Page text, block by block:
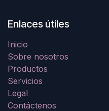
Enlaces útiles
Inicio
Sobre nosotros
Productos
Servicios
Legal
Contáctenos